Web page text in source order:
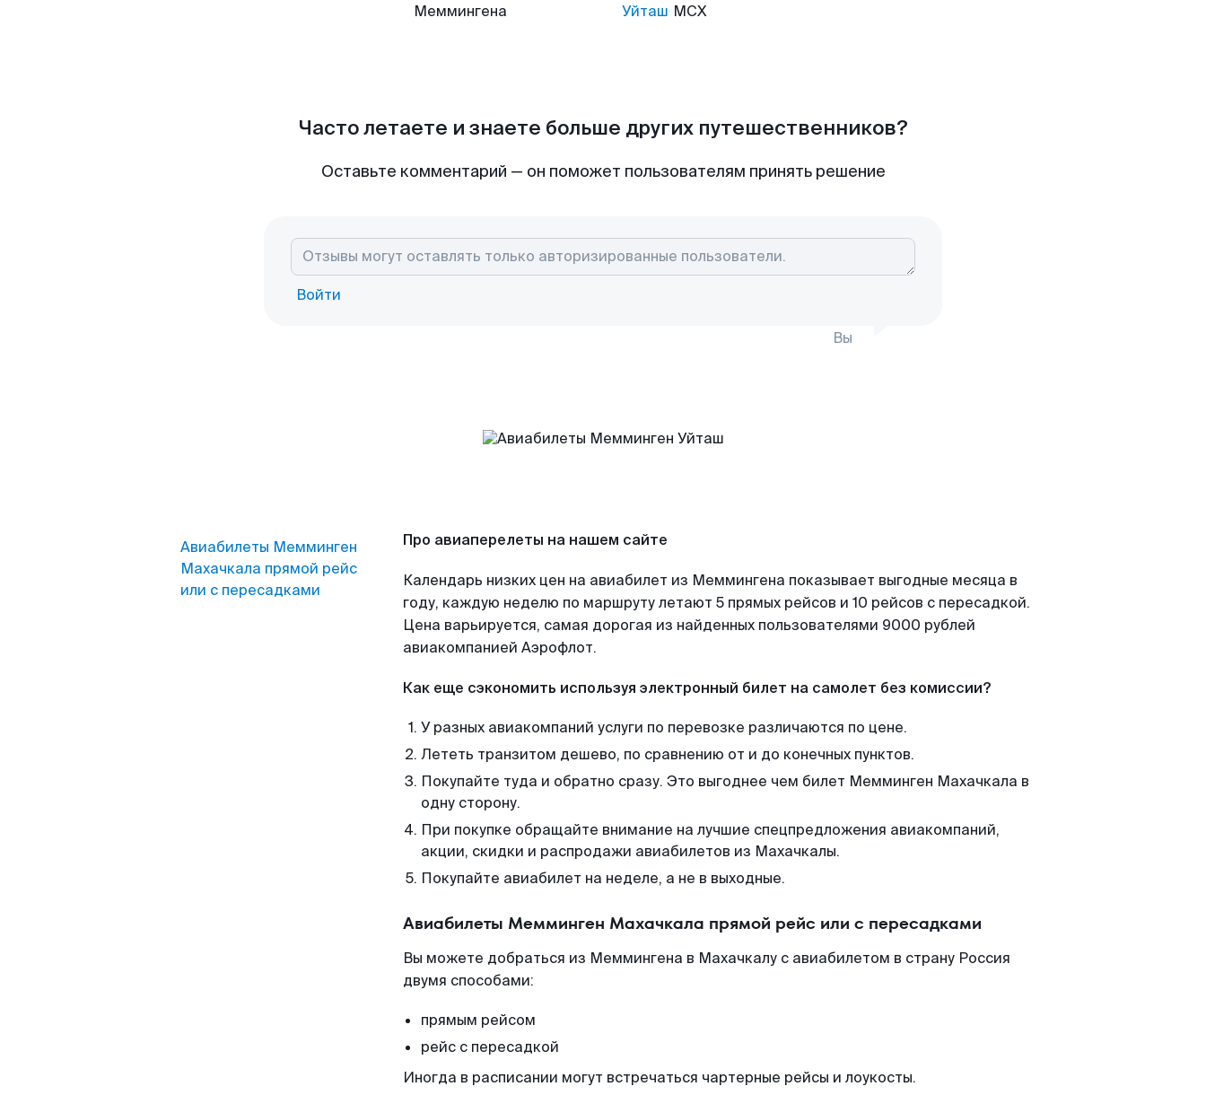
Меммингена
Уйташ MCX
Часто летаете и знаете больше других путешественников?
Оставьте комментарий — он поможет пользователям принять решение
Войти
Вы
Авиабилеты Мемминген
Махачкала прямой рейс
или с пересадками
Про авиаперелеты на нашем сайте
Календарь низких цен на авиабилет из Меммингена показывает выгодные месяца в
году, каждую неделю по маршруту летают 5 прямых рейсов и 10 рейсов с пересадкой.
Цена варьируется, самая дорогая из найденных пользователями 9000 рублей
авиакомпанией Аэрофлот.
Как еще сэкономить используя электронный билет на самолет без комиссии?
У разных авиакомпаний услуги по перевозке различаются по цене.
Лететь транзитом дешево, по сравнению от и до конечных пунктов.
Покупайте туда и обратно сразу. Это выгоднее чем билет Мемминген Махачкала в
одну сторону.
При покупке обращайте внимание на лучшие спецпредложения авиакомпаний,
акции, скидки и распродажи авиабилетов из Махачкалы.
Покупайте авиабилет на неделе, а не в выходные.
Авиабилеты Мемминген Махачкала прямой рейс или с пересадками
Вы можете добраться из Меммингена в Махачкалу с авиабилетом в страну Россия
двумя способами:
прямым рейсом
рейс с пересадкой
Иногда в расписании могут встречаться чартерные рейсы и лоукосты.